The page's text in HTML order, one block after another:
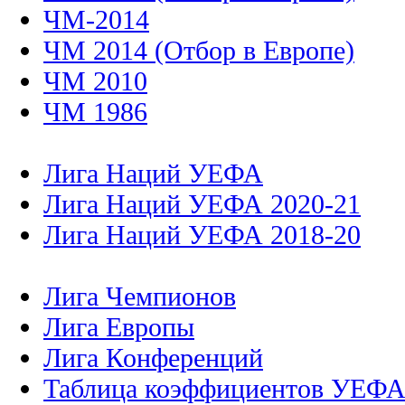
ЧМ-2014
ЧМ 2014 (Отбор в Европе)
ЧМ 2010
ЧМ 1986
Лига Наций УЕФА
Лига Наций УЕФА 2020-21
Лига Наций УЕФА 2018-20
Лига Чемпионов
Лига Европы
Лига Конференций
Таблица коэффициентов УЕФА